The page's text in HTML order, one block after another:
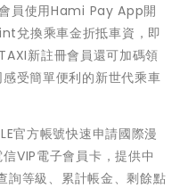
員使用Hami Pay App開
兌換乘車金折抵車資，即
新註冊會員還可加碼領
受簡單便利的新世代乘車
官方帳號快速申請國際漫
VIP電子會員卡，提供中
詢等級、累計帳金、剩餘點